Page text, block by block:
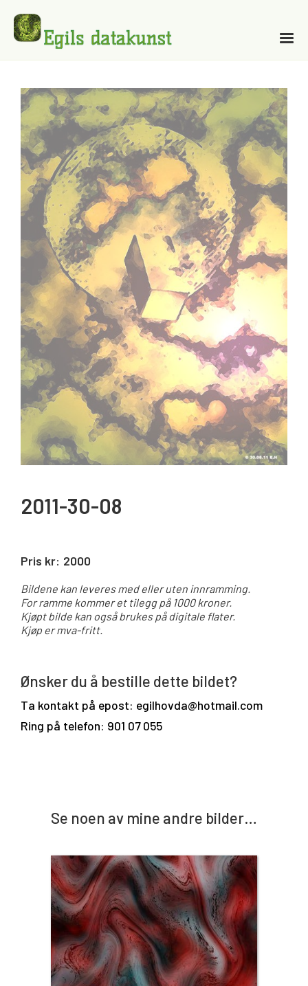
2011-30-08
Pris kr: 2000
Bildene kan leveres med eller uten innramming.
For ramme kommer et tilegg på 1000 kroner.
Kjøpt bilde kan også brukes på digitale flater.
Kjøp er mva-fritt.
Ønsker du å bestille dette bildet?
Ta kontakt på epost: egilhovda@hotmail.com
Ring på telefon: 901 07 055
Se noen av mine andre bilder…